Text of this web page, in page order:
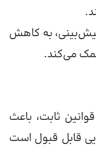
به کاهش
می‌کند.
ثابت، باعث
قابل قبول است